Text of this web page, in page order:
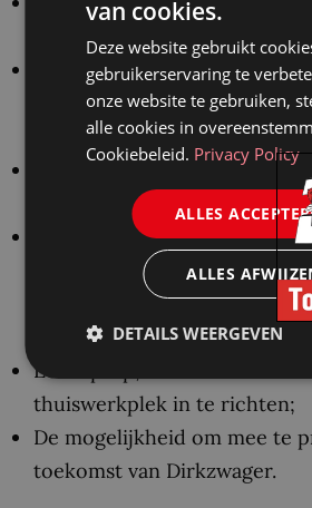
dingen met elkaar doen;
Leuke events, zoals de
vrijdagmiddagborrel, sectie-
weekendjes weg en een
Goede arbeidsvoorwaarden
van € 4.266,00;
Een goede balans tussen
wordt bij Dirkzwager zeker
dat staat een gezond
Een laptop, telefoon en een
thuiswerkplek in te richten;
De mogelijkheid om mee te
toekomst van Dirkzwager.
van cookies.
Deze website gebruikt
gebruikerservaring te
onze website te gebruiken,
alle cookies in
Cookiebeleid. Privacy Policy
ALLES
ALLES
DETAILS WEERGEVEN